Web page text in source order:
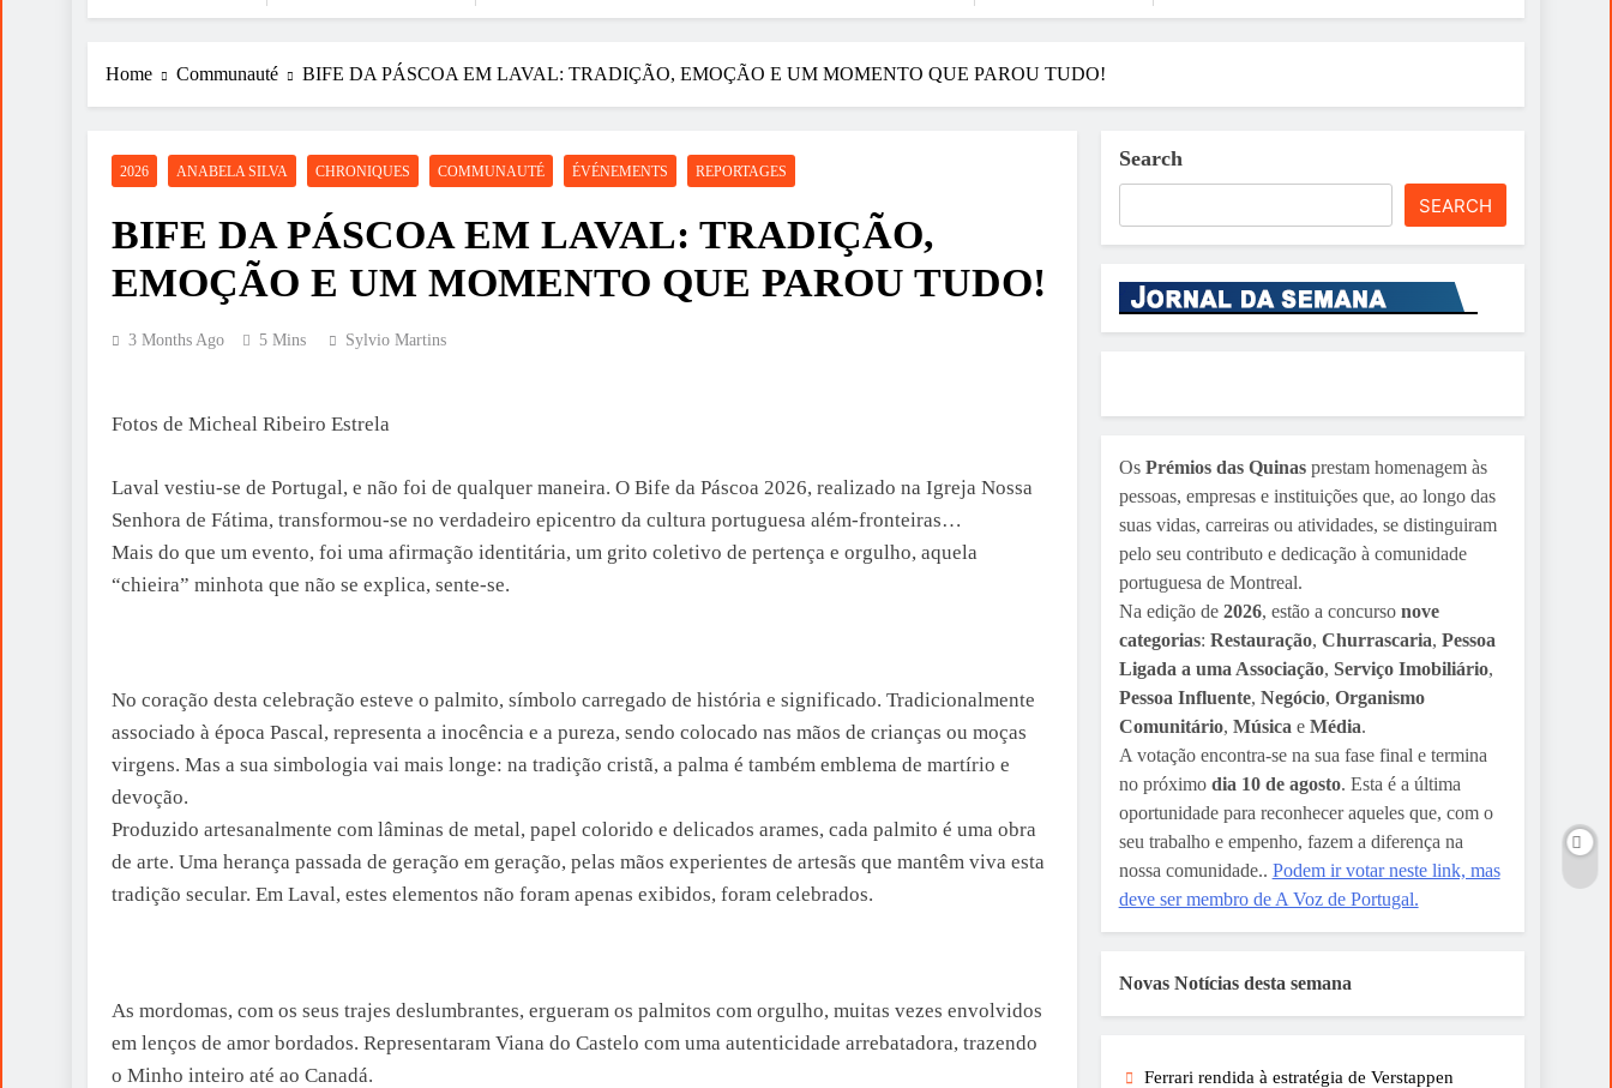
Home Communauté BIFE DA PÁSCOA EM LAVAL: TRADIÇÃO, EMOÇÃO E UM MOMENTO QUE PAROU TUDO!
2026 ANABELA SILVA CHRONIQUES COMMUNAUTÉ ÉVÉNEMENTS REPORTAGES
BIFE DA PÁSCOA EM LAVAL: TRADIÇÃO,
EMOÇÃO E UM MOMENTO QUE PAROU TUDO!
3 Months Ago 5 Mins Sylvio Martins
Fotos de Micheal Ribeiro Estrela
Laval vestiu-se de Portugal, e não foi de qualquer maneira. O Bife da Páscoa 2026, realizado na Igreja Nossa
Senhora de Fátima, transformou-se no verdadeiro epicentro da cultura portuguesa além-fronteiras…
Mais do que um evento, foi uma afirmação identitária, um grito coletivo de pertença e orgulho, aquela
“chieira” minhota que não se explica, sente-se.
No coração desta celebração esteve o palmito, símbolo carregado de história e significado. Tradicionalmente
associado à época Pascal, representa a inocência e a pureza, sendo colocado nas mãos de crianças ou moças
virgens. Mas a sua simbologia vai mais longe: na tradição cristã, a palma é também emblema de martírio e
devoção.
Produzido artesanalmente com lâminas de metal, papel colorido e delicados arames, cada palmito é uma obra
de arte. Uma herança passada de geração em geração, pelas mãos experientes de artesãs que mantêm viva esta
tradição secular. Em Laval, estes elementos não foram apenas exibidos, foram celebrados.
As mordomas, com os seus trajes deslumbrantes, ergueram os palmitos com orgulho, muitas vezes envolvidos
em lenços de amor bordados. Representaram Viana do Castelo com uma autenticidade arrebatadora, trazendo
o Minho inteiro até ao Canadá.
Search
SEARCH
Os Prémios das Quinasprestam homenagem às
pessoas, empresas e instituições que, ao longo das
suas vidas, carreiras ou atividades, se distinguiram
pelo seu contributo e dedicação à comunidade
portuguesa de Montreal.
Na edição de 2026, estão a concurso nove
categorias: Restauração, Churrascaria, Pessoa
Ligada a uma Associação, Serviço Imobiliário,
Pessoa Influente, Negócio, Organismo
Comunitário, Música e Média.
A votação encontra-se na sua fase final e termina
no próximo dia 10 de agosto. Esta é a última
oportunidade para reconhecer aqueles que, com o
seu trabalho e empenho, fazem a diferença na
nossa comunidade.. Podem ir votar neste link, mas
deve ser membro de A Voz de Portugal.
Novas Notícias desta semana
Ferrari rendida à estratégia de Verstappen